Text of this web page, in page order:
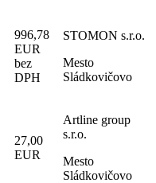
996,78
EUR
bez
DPH
STOMON s.r.o.
Mesto
Sládkovičovo
27,00
EUR
Artline group
s.r.o.
Mesto
Sládkovičovo